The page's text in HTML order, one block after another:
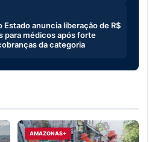
Estado anuncia liberação de R$
para médicos após forte
da categoria
AMAZONAS+